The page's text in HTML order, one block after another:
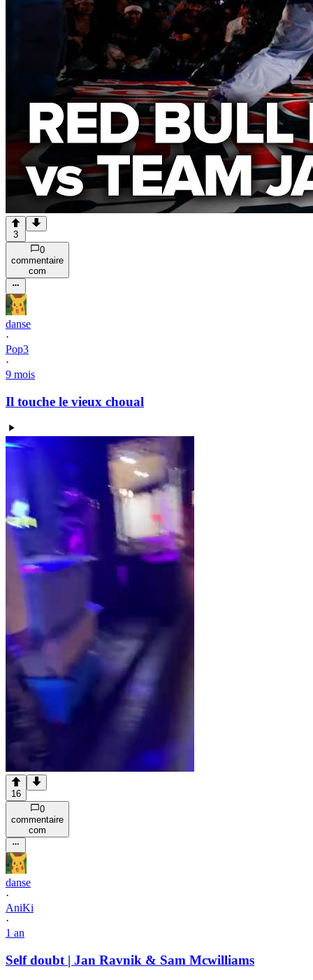
3
0
commentaire
com
danse
·
Pop3
·
9 mois
Il touche le vieux choual
16
0
commentaire
com
danse
·
AniKi
·
1 an
Self doubt | Jan Ravnik & Sam Mcwilliams